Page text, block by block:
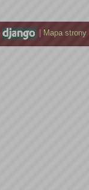
Mapa strony